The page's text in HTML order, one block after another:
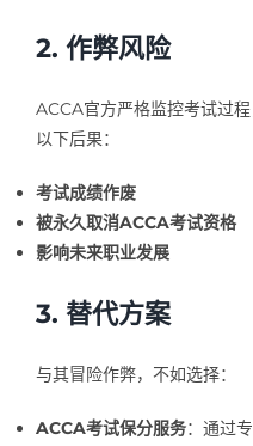
2. 作弊风险
ACCA官方严格监控考试过
以下后果：
考试成绩作废
被永久取消ACCA考试资格
影响未来职业发展
3. 替代方案
与其冒险作弊，不如选择：
ACCA考试保分服务：通过